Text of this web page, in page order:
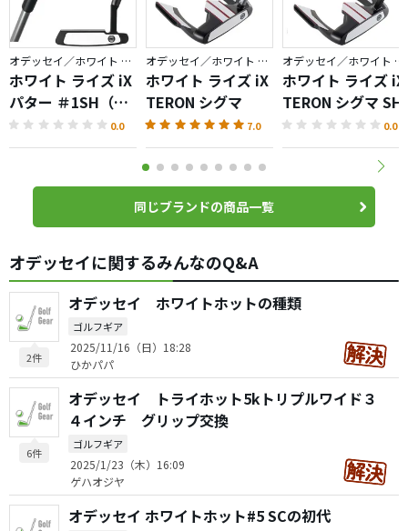
オデッセイ／ホワイト ライズ
ホワイト ライズ iX
パター ＃1SH（復
刻版）
0.0
オデッセイ／ホワイト ライズ
ホワイト ライズ iX
TERON シグマ
7.0
オデッセイ／ホワイト ライズ
ホワイト ライズ iX
TERON シグマ SH
0.0
同じブランドの商品一覧
オデッセイに関するみんなのQ&A
2件
オデッセイ ホワイトホットの種類
ゴルフギア
2025/11/16（日）18:28
ひかパパ
6件
オデッセイ トライホット5kトリプルワイド３
４インチ グリップ交換
ゴルフギア
2025/1/23（木）16:09
ゲハオジヤ
オデッセイ ホワイトホット#5 SCの初代